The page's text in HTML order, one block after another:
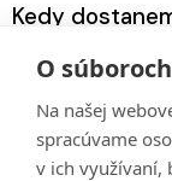
O
Na našej
spracúvame
v ich využívaní,
čiarovým kódom.
Kedy
Ihneď po
zasielame
kniha ďalej predá.
Akú čistku
Vyplácame 100
žiadne
ihneď pri zadaní
Je možné